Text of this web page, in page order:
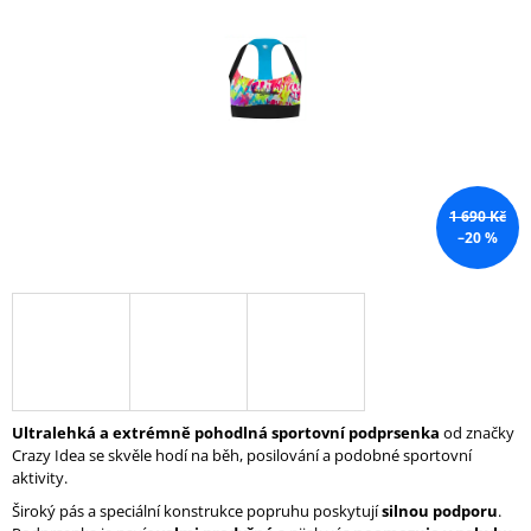
1 690 Kč
–20 %
Ultralehká a extrémně pohodlná sportovní podprsenka od značky
Crazy Idea se skvěle hodí na běh, posilování a podobné sportovní
aktivity.
Široký pás a speciální konstrukce popruhu poskytujísilnou podporu.
P
O
R
U
Č